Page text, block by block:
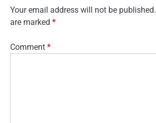
Your email address will not be published.
are marked *
Comment *